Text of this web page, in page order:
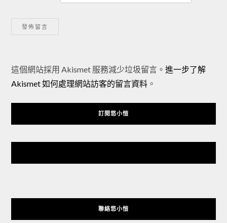
Alternative:
這個網站採用 Akismet 服務減少垃圾留言。 進一步了解
Akismet 如何處理網站訪客的留言資料。
訂閱悠小愷
聯絡悠小愷